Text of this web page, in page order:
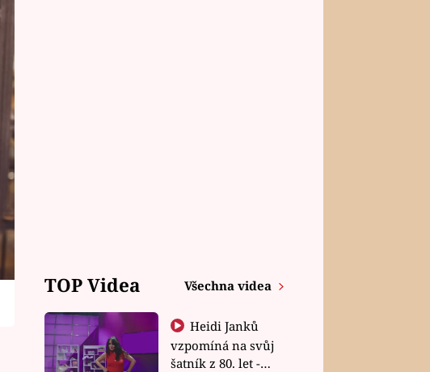
TOP Videa Všechna videa
Heidi Janků
vzpomíná na svůj
šatník z 80. let -